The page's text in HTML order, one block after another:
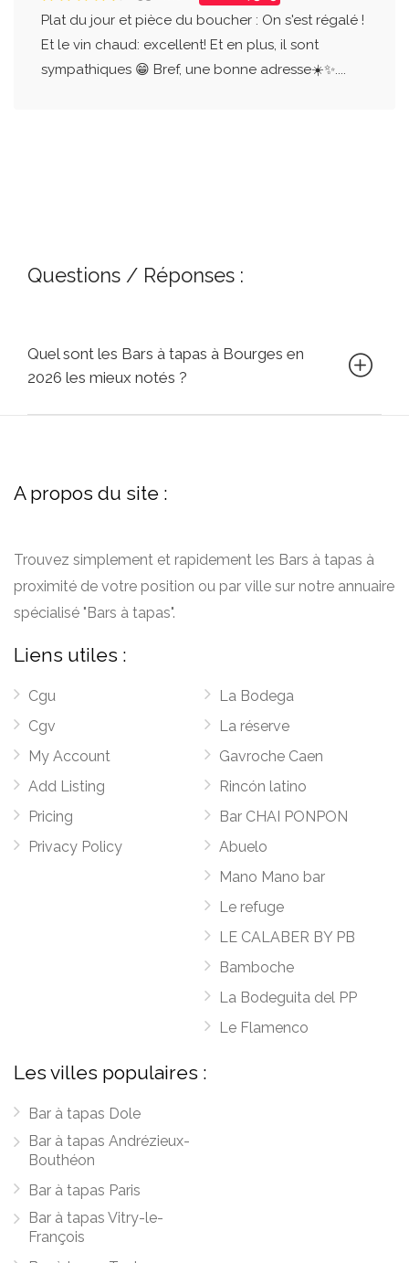
Plat du jour et pièce du boucher : On s'est régalé !
Et le vin chaud: excellent! Et en plus, il sont
sympathiques 😁 Bref, une bonne adresse☀️✨....
Questions / Réponses :
Quel sont les Bars à tapas à Bourges en
2026 les mieux notés ?
A propos du site :
Trouvez simplement et rapidement les Bars à tapas à
proximité de votre position ou par ville sur notre annuaire
spécialisé "Bars à tapas".
Liens utiles :
Cgu
Cgv
My Account
Add Listing
Pricing
Privacy Policy
La Bodega
La réserve
Gavroche Caen
Rincón latino
Bar CHAI PONPON
Abuelo
Mano Mano bar
Le refuge
LE CALABER BY PB
Bamboche
La Bodeguita del PP
Le Flamenco
Les villes populaires :
Bar à tapas Dole
Bar à tapas Andrézieux-
Bouthéon
Bar à tapas Paris
Bar à tapas Vitry-le-
François